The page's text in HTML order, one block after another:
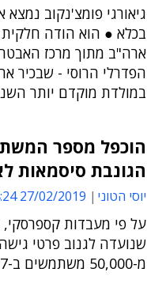
בכלא ● הוא הודה
ארה"ב מתוך מרכז
במולדת מוקדם יותר
הוכפל מספר
הגונבת סיסמאות
יוסי הטוני 27/02/2019 14:24
על פי מעבדות
מ-50,000 משתמשים ב-2017 ל-110,000 משתמשים ב-2018